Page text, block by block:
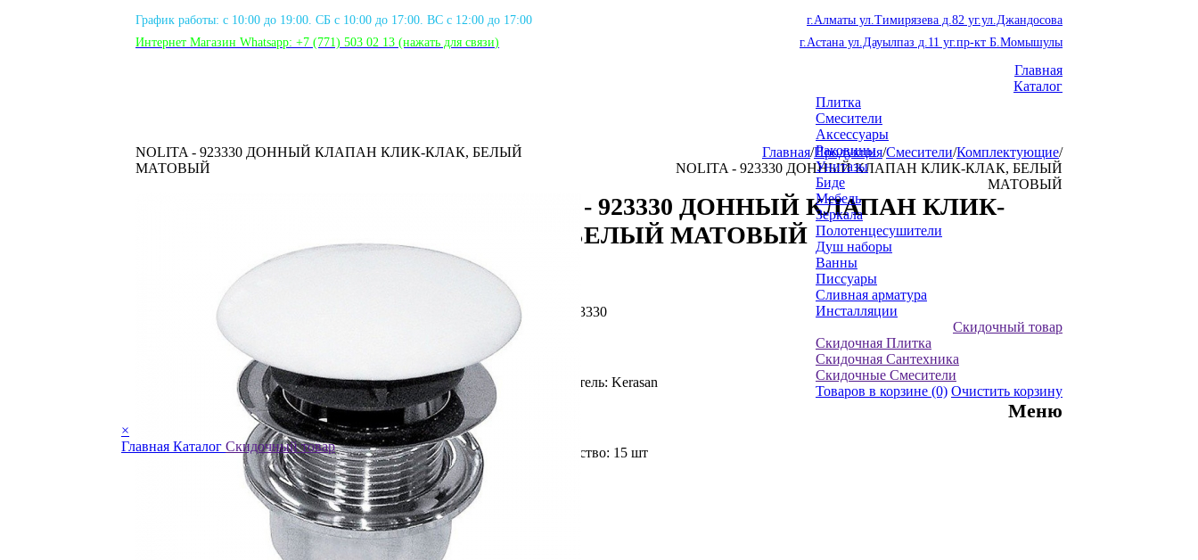
График работы: с 10:00 до 19:00. СБ с 10:00 до 17:00. ВС с 12:00 до 17:00
Интернет Магазин Whatsapp: +7 (771) 503 02 13 (нажать для связи)
г.Алматы ул.Тимирязева д.82 уг.ул.Джандосова
г.Астана ул.Дауылпаз д.11 уг.пр-кт Б.Момышулы
Главная
Каталог
Плитка
Смесители
Аксессуары
Раковины
Унитазы
Биде
Мебель
Зеркала
Полотенцесушители
Душ наборы
Ванны
Писсуары
Сливная арматура
Инсталляции
Скидочный товар
Скидочная Плитка
Скидочная Сантехника
Скидочные Смесители
Товаров в корзине (0) Очистить корзину
Меню
×
Главная Каталог Скидочный товар
NOLITA - 923330 ДОННЫЙ КЛАПАН КЛИК-КЛАК, БЕЛЫЙ
МАТОВЫЙ
Главная/Продукция/Смесители/Комплектующие/
NOLITA - 923330 ДОННЫЙ КЛАПАН КЛИК-КЛАК, БЕЛЫЙ
МАТОВЫЙ
NOLITA - 923330 ДОННЫЙ КЛАПАН КЛИК-
КЛАК, БЕЛЫЙ МАТОВЫЙ
Артикул: KER_923330
Фирма производитель: Kerasan
Доступное количество: 15 шт